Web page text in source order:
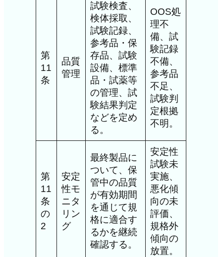
第
11
条
品質
管理
試験検査、
検体採取、
試験記録、
参考品・保
存品、試験
設備、標準
品・試薬等
の管理、試
験結果判定
などを定め
る。
OOS処
理不
備、試
験記録
不備、
参考品
不足、
試験判
定根拠
不明。
第
11
条
の
2
安定
性モ
ニタ
リン
グ
最終製品に
ついて、保
管中の品質
が有効期間
を通じて規
格に適合す
るかを継続
確認する。
安定性
試験未
実施、
悪化傾
向の未
評価、
規格外
傾向の
放置。